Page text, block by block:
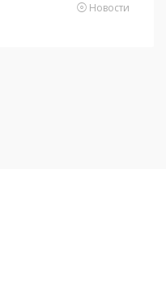
Новости